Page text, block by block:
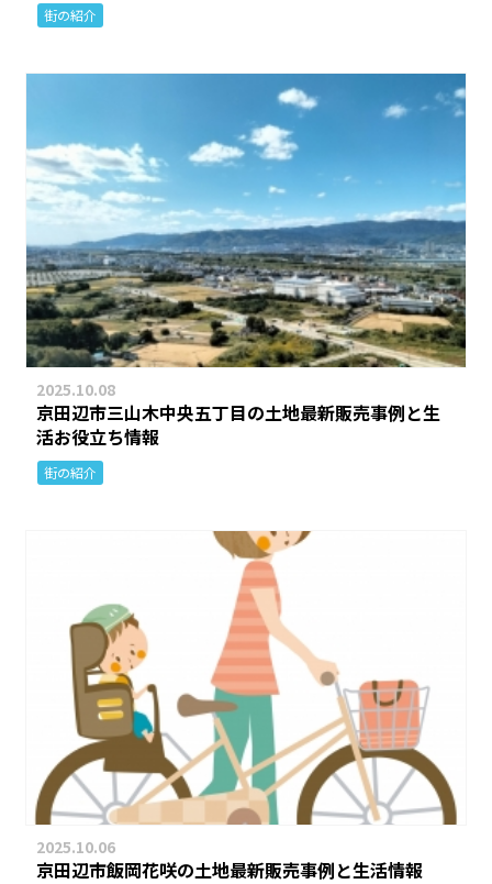
街の紹介
2025.10.08
京田辺市三山木中央五丁目の土地最新販売事例と生
活お役立ち情報
街の紹介
2025.10.06
京田辺市飯岡花咲の土地最新販売事例と生活情報